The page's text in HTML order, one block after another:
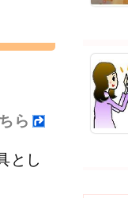
ら
とし